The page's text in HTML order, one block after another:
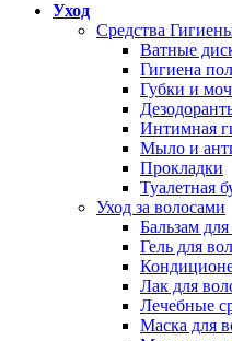
Уход
Средства
Ватные
Гигиена
Губки и
Интимная
Мыло и
Прокладки
Туалетная
Уход за волосами
Бальзам
Гель для
Лак для
Лечебные
Маска для